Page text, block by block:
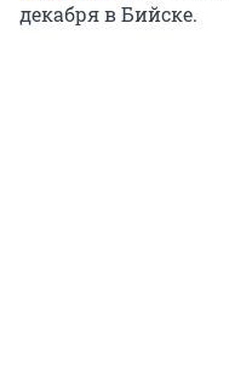
декабря в Бийске.